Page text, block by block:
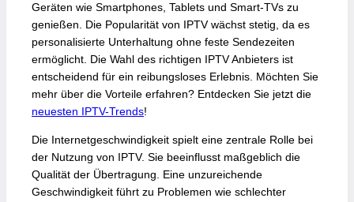
Geräten wie Smartphones, Tablets und Smart-TVs zu
genießen. Die Popularität von IPTV wächst stetig, da es
personalisierte Unterhaltung ohne feste Sendezeiten
ermöglicht. Die Wahl des richtigen IPTV Anbieters ist
entscheidend für ein reibungsloses Erlebnis. Möchten Sie
mehr über die Vorteile erfahren? Entdecken Sie jetzt die
neuesten IPTV-Trends!
Die Internetgeschwindigkeit spielt eine zentrale Rolle bei
der Nutzung von IPTV. Sie beeinflusst maßgeblich die
Qualität der Übertragung. Eine unzureichende
Geschwindigkeit führt zu Problemen wie schlechter